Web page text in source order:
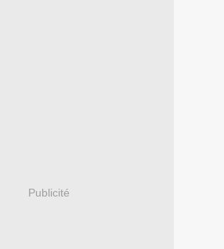
Publicité